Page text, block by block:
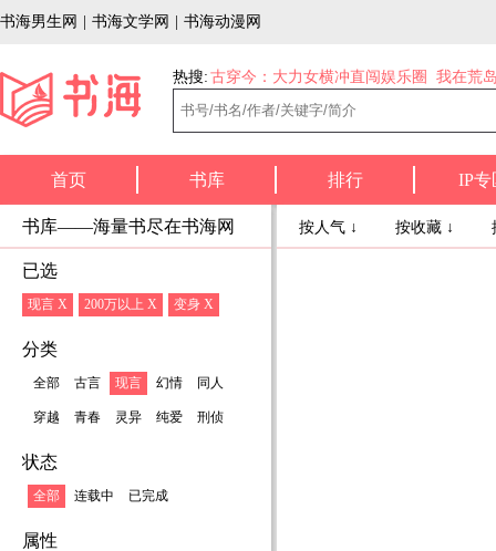
书海男生网 书海文学网 书海动漫网
热搜: 古穿今：大力女横冲直闯娱乐圈 我在荒
首页 书库 排行 IP专
书库——海量书尽在书海网
已选
现言 X 200万以上 X 变身 X
分类
全部 古言 现言 幻情 同人
穿越 青春 灵异 纯爱 刑侦
状态
全部 连载中 已完成
属性
按人气 ↓ 按收藏 ↓